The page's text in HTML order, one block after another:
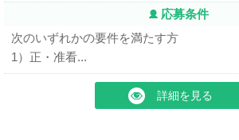
応募条件
次のいずれかの要件を満たす方
1）正・准看...
詳細を見る